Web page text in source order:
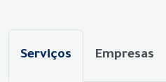
Serviços Empresas